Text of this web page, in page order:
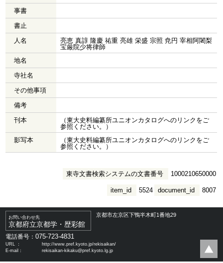
事書
書止
人名
亮恵 真諄 隆慶 祐重 亮雄 栄盛 宗照 尭円 宰相阿闍梨
宝厳院少将律師
地名
寺社名
その他事項
備考
刊本
（東大史料編纂所ユニオンカタログへのリンクをご
参照ください。）
影写本
（東大史料編纂所ユニオンカタログへのリンクをご
参照ください。）
東寺文書検索システムの文書番号 1000210650000
document_id 8007
item_id 5524
お問い合わせ先
京都府立京都学・歴彩館
京都市左京区下鴨半木町1番地29
電話番号：075-723-4831
URL ：
http://www.pref.kyoto.jp/rekisaikan/
E-mail：
rekisaikan-kikaku@pref.kyoto.lg.jp